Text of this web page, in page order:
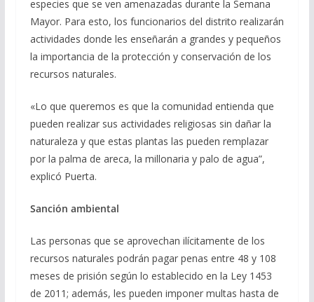
especies que se ven amenazadas durante la Semana
Mayor. Para esto, los funcionarios del distrito realizarán
actividades donde les enseñarán a grandes y pequeños
la importancia de la protección y conservación de los
recursos naturales.
«Lo que queremos es que la comunidad entienda que
pueden realizar sus actividades religiosas sin dañar la
naturaleza y que estas plantas las pueden remplazar
por la palma de areca, la millonaria y palo de agua”,
explicó Puerta.
Sanción ambiental
Las personas que se aprovechan ilícitamente de los
recursos naturales podrán pagar penas entre 48 y 108
meses de prisión según lo establecido en la Ley 1453
de 2011; además, les pueden imponer multas hasta de